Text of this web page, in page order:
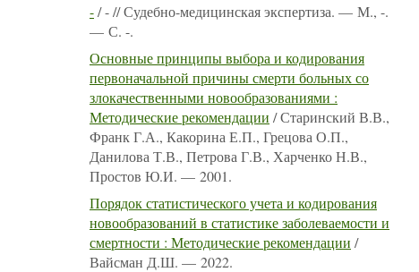
-/ - // Судебно-медицинская экспертиза. — М., -.
— С. -.
Основные принципы выбора и кодирования
первоначальной причины смерти больных со
злокачественными новообразованиями :
Методические рекомендации / Старинский В.В.,
Франк Г.А., Какорина Е.П., Грецова О.П.,
Данилова Т.В., Петрова Г.В., Харченко Н.В.,
Простов Ю.И. — 2001.
Порядок статистического учета и кодирования
новообразований в статистике заболеваемости и
смертности : Методические рекомендации /
Вайсман Д.Ш. — 2022.